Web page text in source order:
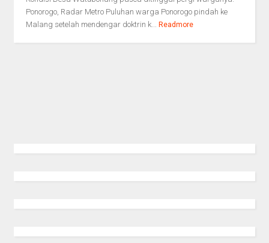
Ponorogo, Radar Metro Puluhan warga Ponorogo pindah ke
Malang setelah mendengar doktrin k... Readmore